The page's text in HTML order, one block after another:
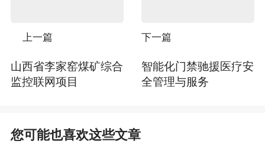
上一篇
山西省李家窑煤矿综合
监控联网项目
下一篇
智能化门禁驰援医疗安
全管理与服务
您可能也喜欢这些文章